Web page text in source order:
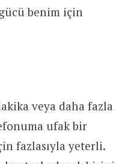
benim için
veya daha fazla
ufak bir
fazlasıyla yeterli.